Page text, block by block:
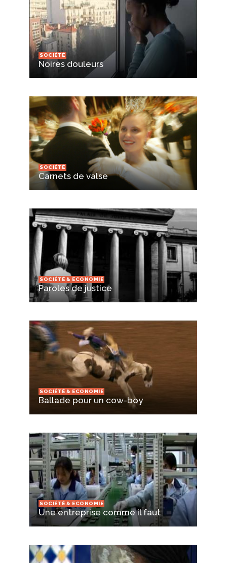
SOCIÉTÉ
Noires douleurs
SOCIÉTÉ
Carnets de valse
SOCIÉTÉ & ECONOMIE
Paroles de justice
SOCIÉTÉ & ECONOMIE
Ballade pour un cow-boy
SOCIÉTÉ & ECONOMIE
Une entreprise comme il faut